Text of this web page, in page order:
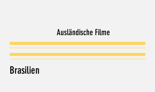
Ausländische Filme
Brasilien